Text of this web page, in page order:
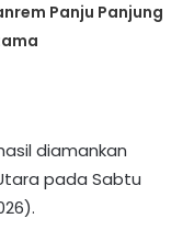
Panju Panjung
diamankan
pada Sabtu